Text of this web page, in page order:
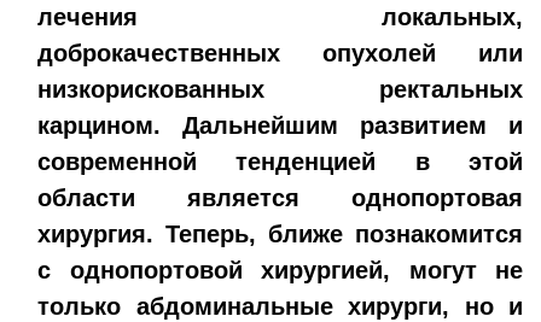
лечения локальных,
доброкачественных опухолей или
низкорискованных ректальных
карцином. Дальнейшим развитием и
современной тенденцией в этой
области является однопортовая
хирургия. Теперь, ближе познакомится
с однопортовой хирургией, могут не
только абдоминальные хирурги, но и